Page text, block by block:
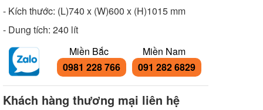
- Kích thước: (L)740 x (W)600 x (H)1015 mm
- Dung tích: 240 lít
Miền Bắc
0981 228 766
Miền Nam
091 282 6829
Khách hàng thương mại liên hệ